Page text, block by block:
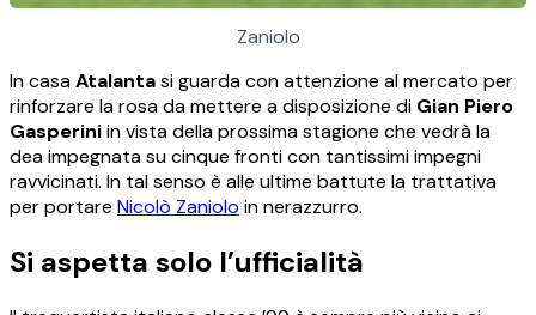
Zaniolo
In casaAtalantasi guarda con attenzione al mercato per
rinforzare la rosa da mettere a disposizione di Gian Piero
Gasperiniin vista della prossima stagione che vedrà la
dea impegnata su cinque fronti con tantissimi impegni
ravvicinati. In tal senso è alle ultime battute la trattativa
per portare Nicolò Zaniolo in nerazzurro.
Si aspetta solo l’ufficialità